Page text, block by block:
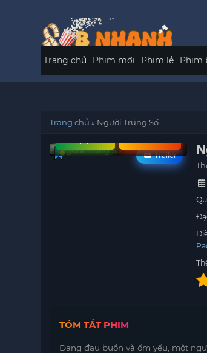
Trang chủ Phim mới Phim lẻ Phim
Trang chủ » Người Trúng Số
Trailer
TÓM TẮT PHIM
Đang đau buồn và ốm yếu, một